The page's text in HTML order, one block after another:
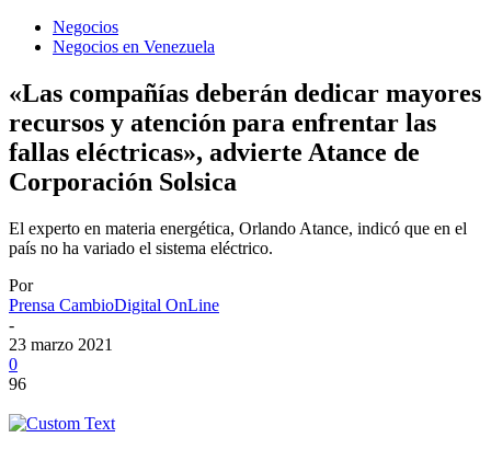
Negocios
Negocios en Venezuela
«Las compañías deberán dedicar mayores
recursos y atención para enfrentar las
fallas eléctricas», advierte Atance de
Corporación Solsica
El experto en materia energética, Orlando Atance, indicó que en el
país no ha variado el sistema eléctrico.
Por
Prensa CambioDigital OnLine
-
23 marzo 2021
0
96